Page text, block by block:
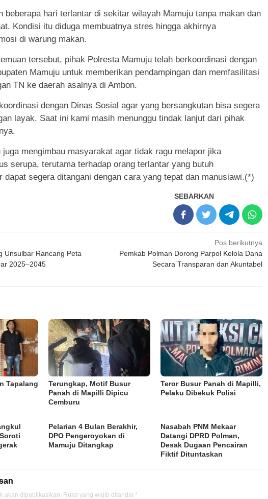
beberapa hari terlantar di sekitar wilayah Mamuju tanpa makan dan
Kondisi itu diduga membuatnya stres hingga akhirnya
di warung makan.
tersebut, pihak Polresta Mamuju telah berkoordinasi dengan
Mamuju untuk memberikan pendampingan dan memfasilitasi
TN ke daerah asalnya di Ambon.
dengan Dinas Sosial agar yang bersangkutan bisa segera
layak. Saat ini kami masih menunggu tindak lanjut dari pihak
juga mengimbau masyarakat agar tidak ragu melapor jika
serupa, terutama terhadap orang terlantar yang butuh
dapat segera ditangani dengan cara yang tepat dan manusiawi.(*)
SEBARKAN
Unsulbar Rancang Peta
2025–2045
Pos berikutnya
Pemkab Polman Dorong Parpol Kelola Dana
Secara Transparan dan Akuntabel
Tapalang
Terungkap, Motif Busur
Panah di Mapilli Dipicu
Cemburu
Teror Busur Panah di Mapilli,
Pelaku Dibekuk Polisi
Pelarian 4 Bulan Berakhir,
DPO Pengeroyokan di
Mamuju Ditangkap
Nasabah PNM Mekaar
Datangi DPRD Polman,
Desak Dugaan Pencairan
Fiktif Dituntaskan
akan dipublikasikan. Ruas yang wajib ditandai *